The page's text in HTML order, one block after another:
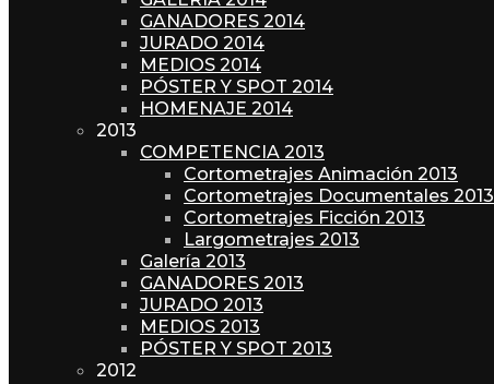
GANADORES 2014
JURADO 2014
MEDIOS 2014
PÓSTER Y SPOT 2014
HOMENAJE 2014
2013
COMPETENCIA 2013
Cortometrajes Animación 2013
Cortometrajes Documentales 2013
Cortometrajes Ficción 2013
Largometrajes 2013
Galería 2013
GANADORES 2013
JURADO 2013
MEDIOS 2013
PÓSTER Y SPOT 2013
2012